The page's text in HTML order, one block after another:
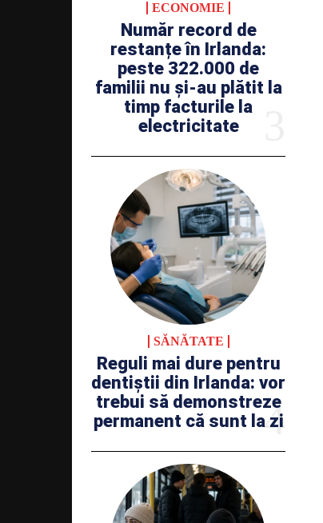
ECONOMIE
Număr record de
restanțe în Irlanda:
peste 322.000 de
familii nu și-au plătit la
timp facturile la
electricitate
SĂNĂTATE
Reguli mai dure pentru
dentiștii din Irlanda: vor
trebui să demonstreze
permanent că sunt la zi